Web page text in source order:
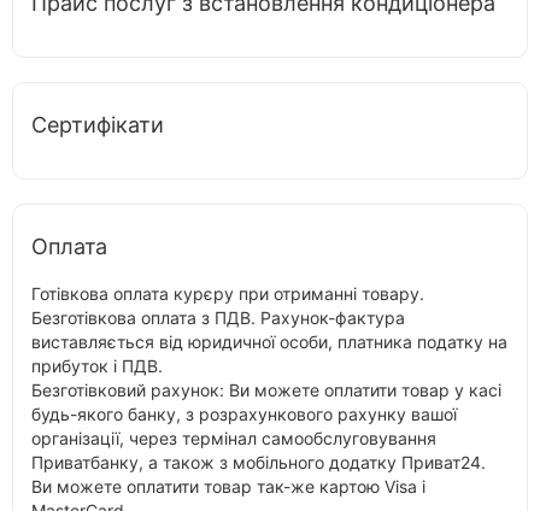
Сертифікати
Оплата
Готівкова оплата курєру при отриманні товару.
Безготівкова оплата з ПДВ. Рахунок-фактура
виставляється від юридичної особи, платника податку на
прибуток і ПДВ.
Безготівковий рахунок: Ви можете оплатити товар у касі
будь-якого банку, з розрахункового рахунку вашої
організації, через термінал самообслуговування
Приватбанку, а також з мобільного додатку Приват24.
Ви можете оплатити товар так-же картою Visa і